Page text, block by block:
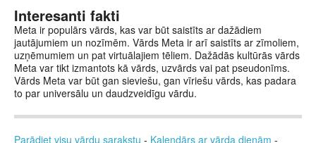
Interesanti fakti
Meta ir populārs vārds, kas var būt saistīts ar dažādiem
jautājumiem un nozīmēm. Vārds Meta ir arī saistīts ar zīmoliem,
uzņēmumiem un pat virtuālajiem tēliem. Dažādās kultūrās vārds
Meta var tikt izmantots kā vārds, uzvārds vai pat pseudonīms.
Vārds Meta var būt gan sieviešu, gan vīriešu vārds, kas padara
to par universālu un daudzveidīgu vārdu.
Parādiet visu vārdu sarakstu - Kalendārs ar vārda dienām -